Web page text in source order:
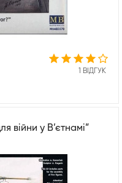
1 ВІДГУК
війни у В’єтнамі”